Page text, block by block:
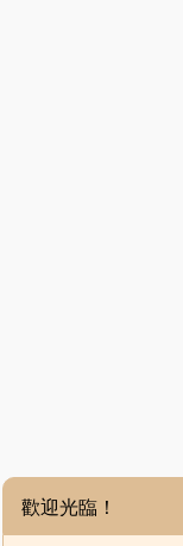
歡迎光臨！